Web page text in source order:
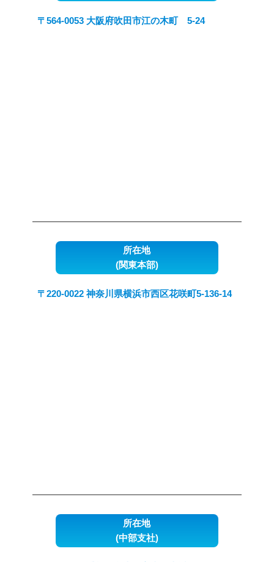
〒564-0053 大阪府吹田市江の木町 5-24
所在地
(関東本部)
〒220-0022 神奈川県横浜市西区花咲町5-136-14
所在地
(中部支社)